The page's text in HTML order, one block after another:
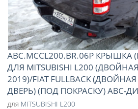
ABC.MCCL200.BR.06P КРЫШКА
ДЛЯ MITSUBISHI L200
2019)/FIAT FULLBACK
ДВЕРЬ) (ПОД ПОКРАСКУ) АВС-
для MITSUBISHI L200